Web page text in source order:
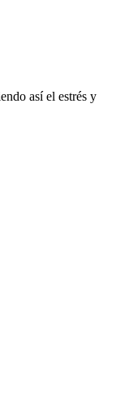
así el estrés y